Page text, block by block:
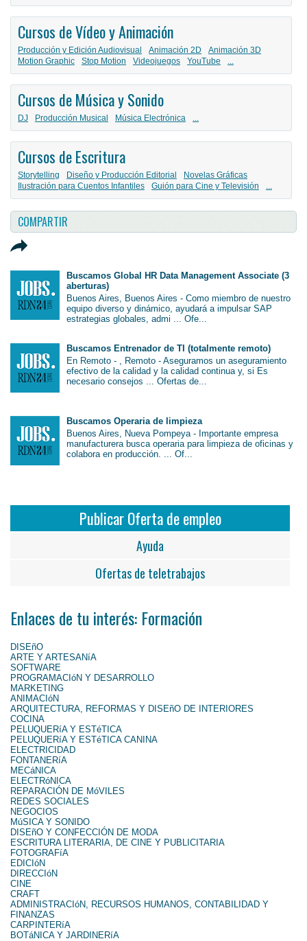
Cursos de Vídeo y Animación
Producción y Edición Audiovisual Animación 2D
Animación 3D
Motion Graphic
Stop Motion Videojuegos YouTube ...
Cursos de Música y Sonido
DJ Producción Musical Música Electrónica ...
Cursos de Escritura
Storytelling Diseño y Producción Editorial
Novelas Gráficas
Ilustración para Cuentos Infantiles
Guión para Cine y Televisión ...
COMPARTIR
Buscamos Global HR Data Management Associate (3
aberturas)
Buenos Aires, Buenos Aires - Como miembro de nuestro
equipo diverso y dinámico, ayudará a impulsar SAP
estrategias globales, admi ... Ofe...
Buscamos Entrenador de TI (totalmente remoto)
En Remoto - , Remoto - Aseguramos un aseguramiento
efectivo de la calidad y la calidad continua y, si Es
necesario consejos ... Ofertas de...
Buscamos Operaria de limpieza
Buenos Aires, Nueva Pompeya - Importante empresa
manufacturera busca operaria para limpieza de oficinas y
colabora en producción. ... Of...
Publicar Oferta de empleo
Ayuda
Ofertas de teletrabajos
Enlaces de tu interés: Formación
DISEñO
ARTE Y ARTESANíA
SOFTWARE
PROGRAMACIóN Y DESARROLLO
MARKETING
ANIMACIóN
ARQUITECTURA, REFORMAS Y DISEñO DE INTERIORES
COCINA
PELUQUERíA Y ESTéTICA
PELUQUERíA Y ESTéTICA CANINA
ELECTRICIDAD
FONTANERíA
MECáNICA
ELECTRóNICA
REPARACIÓN DE MóVILES
REDES SOCIALES
NEGOCIOS
MúSICA Y SONIDO
DISEñO Y CONFECCIÓN DE MODA
ESCRITURA LITERARIA, DE CINE Y PUBLICITARIA
FOTOGRAFíA
EDICIóN
DIRECCIóN
CINE
CRAFT
ADMINISTRACIóN, RECURSOS HUMANOS, CONTABILIDAD Y
FINANZAS
CARPINTERíA
BOTáNICA Y JARDINERíA